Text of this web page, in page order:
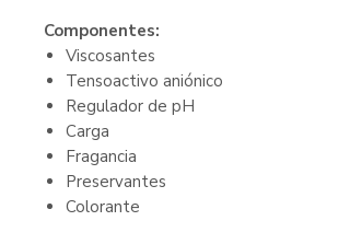
Componentes:
Viscosantes
Tensoactivo aniónico
Regulador de pH
Carga
Fragancia
Preservantes
Colorante